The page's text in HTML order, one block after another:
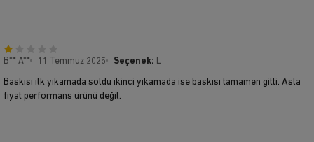
B** A** 11 Temmuz 2025 Seçenek: L
Baskısı ilk yıkamada soldu ikinci yıkamada ise baskısı tamamen gitti. Asla
fiyat performans ürünü değil.